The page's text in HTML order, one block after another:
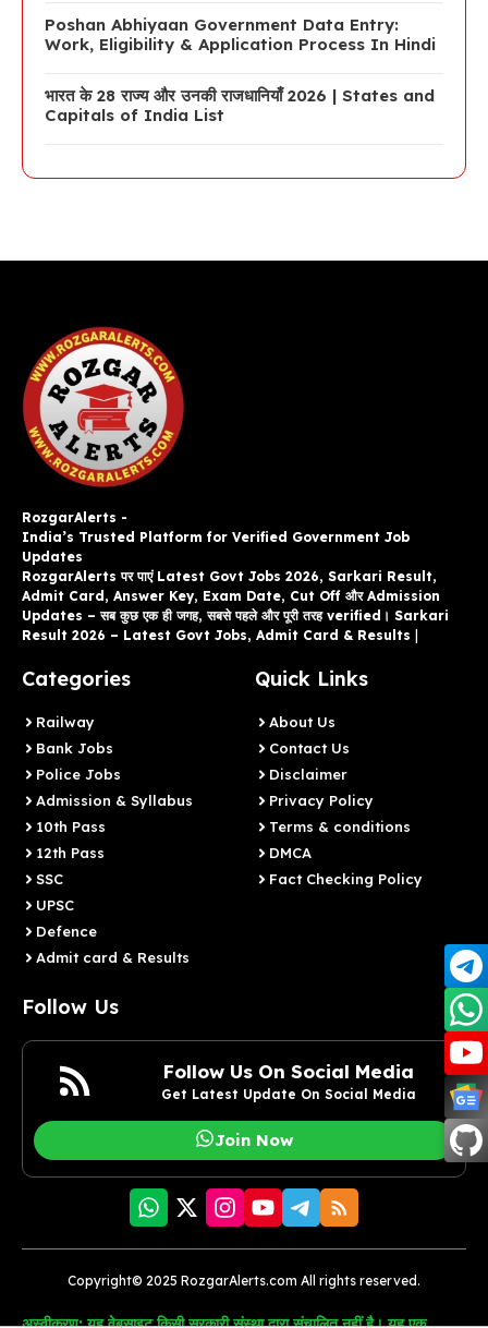
Poshan Abhiyaan Government Data Entry:
Work, Eligibility & Application Process In Hindi
भारत के 28 राज्य और उनकी राजधानियाँ 2026 | States and
Capitals of India List
RozgarAlerts -
India’s Trusted Platform for Verified Government Job
Updates
RozgarAlerts पर पाएं Latest Govt Jobs 2026, Sarkari Result,
Admit Card, Answer Key, Exam Date, Cut Off और Admission
Updates – सब कुछ एक ही जगह, सबसे पहले और पूरी तरह verified। Sarkari
Result 2026 – Latest Govt Jobs, Admit Card & Results
Categories
Railway
Bank Jobs
Police Jobs
Admission & Syllabus
10th Pass
12th Pass
SSC
UPSC
Defence
Admit card & Results
Quick Links
About Us
Contact Us
Disclaimer
Privacy Policy
Terms & conditions
DMCA
Fact Checking Policy
Follow Us
Follow Us On Social Media
Get Latest Update On Social Media
Join Now
Copyright© 2025 RozgarAlerts.com All rights reserved.
अस्वीकरण: यह वेबसाइट किसी सरकारी संस्था द्वारा संचालित नहीं है। यह एक